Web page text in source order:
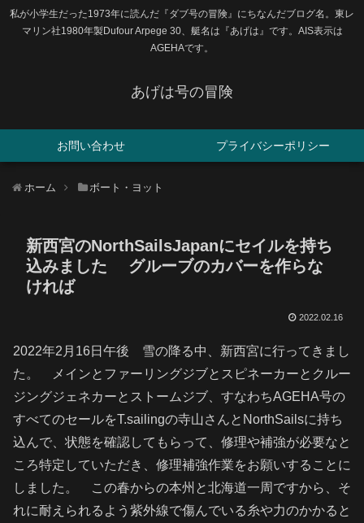
私が小学生だった1973年に読んだ『ダブ号の冒険』にちなんだブログ名。東レ
マリン社1980年製Dufour Arpege 30、艇名は『あげは』です。AIS表示は
AGEHAです。
あげは号の冒険
お問い合わせ プライバシーポリシー
ホーム ボート・ヨット
新西宮のNorthSailsJapanにセイルを持ち
込みました グルーブのカバーを作らな
ければ
2022.02.16
2022年2月16日午後 雪の降る中、新西宮に行ってきまし
た。 メインとファーリングジブとスピネーカーとクルー
ジングジェネカーとストームジブ、すなわちAGEHA号の
すべてのセールをT.sailingの寺山さんとNorthSailsに持ち
込んで、状態を確認してもらって、修理や補強が必要なと
ころ特定していただき、修理補強作業をお願いすることに
しました。 この春からの本州と北海道一周ですから、そ
れに耐えられるよう紫外線で傷んでいる糸や力のかかると